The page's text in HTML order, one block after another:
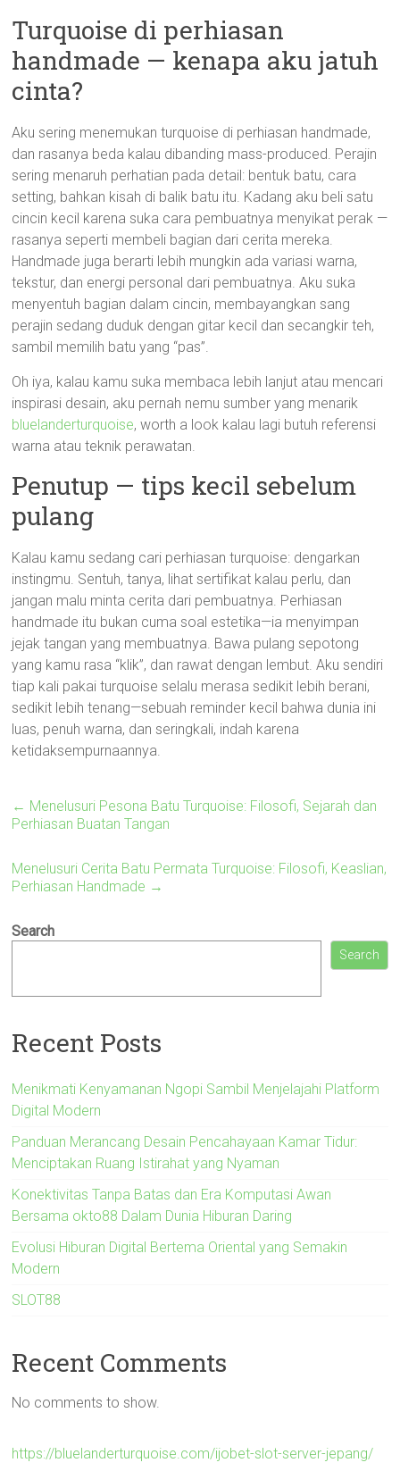
Turquoise di perhiasan
handmade — kenapa aku jatuh
cinta?
Aku sering menemukan turquoise di perhiasan handmade,
dan rasanya beda kalau dibanding mass-produced. Perajin
sering menaruh perhatian pada detail: bentuk batu, cara
setting, bahkan kisah di balik batu itu. Kadang aku beli satu
cincin kecil karena suka cara pembuatnya menyikat perak —
rasanya seperti membeli bagian dari cerita mereka.
Handmade juga berarti lebih mungkin ada variasi warna,
tekstur, dan energi personal dari pembuatnya. Aku suka
menyentuh bagian dalam cincin, membayangkan sang
perajin sedang duduk dengan gitar kecil dan secangkir teh,
sambil memilih batu yang “pas”.
Oh iya, kalau kamu suka membaca lebih lanjut atau mencari
inspirasi desain, aku pernah nemu sumber yang menarik
bluelanderturquoise, worth a look kalau lagi butuh referensi
warna atau teknik perawatan.
Penutup — tips kecil sebelum
pulang
Kalau kamu sedang cari perhiasan turquoise: dengarkan
instingmu. Sentuh, tanya, lihat sertifikat kalau perlu, dan
jangan malu minta cerita dari pembuatnya. Perhiasan
handmade itu bukan cuma soal estetika—ia menyimpan
jejak tangan yang membuatnya. Bawa pulang sepotong
yang kamu rasa “klik”, dan rawat dengan lembut. Aku sendiri
tiap kali pakai turquoise selalu merasa sedikit lebih berani,
sedikit lebih tenang—sebuah reminder kecil bahwa dunia ini
luas, penuh warna, dan seringkali, indah karena
ketidaksempurnaannya.
← Menelusuri Pesona Batu Turquoise: Filosofi, Sejarah dan
Perhiasan Buatan Tangan
Menelusuri Cerita Batu Permata Turquoise: Filosofi, Keaslian,
Perhiasan Handmade →
Search
Search
Recent Posts
Menikmati Kenyamanan Ngopi Sambil Menjelajahi Platform
Digital Modern
Panduan Merancang Desain Pencahayaan Kamar Tidur:
Menciptakan Ruang Istirahat yang Nyaman
Konektivitas Tanpa Batas dan Era Komputasi Awan
Bersama okto88 Dalam Dunia Hiburan Daring
Evolusi Hiburan Digital Bertema Oriental yang Semakin
Modern
SLOT88
Recent Comments
No comments to show.
https://bluelanderturquoise.com/ijobet-slot-server-jepang/